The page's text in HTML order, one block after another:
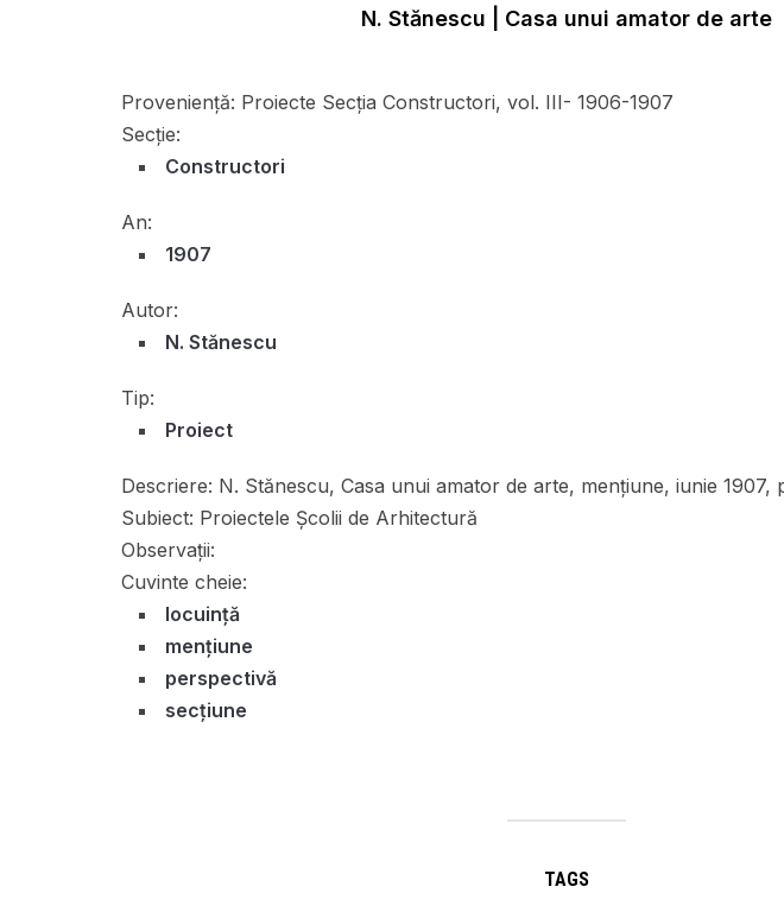
N. Stănescu | Casa unui amator de arte
Proveniență: Proiecte Secţia Constructori, vol. III- 1906-1907
Secție:
Constructori
An:
1907
Autor:
N. Stănescu
Tip:
Proiect
Descriere: N. Stănescu, Casa unui amator de arte, mențiune, iunie 1907,
Subiect: Proiectele Școlii de Arhitectură
Observații:
Cuvinte cheie:
locuință
mențiune
perspectivă
secțiune
TAGS